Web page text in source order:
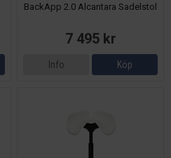
BackApp 2.0 Alcantara Sadelstol
7 495 kr
Info Köp